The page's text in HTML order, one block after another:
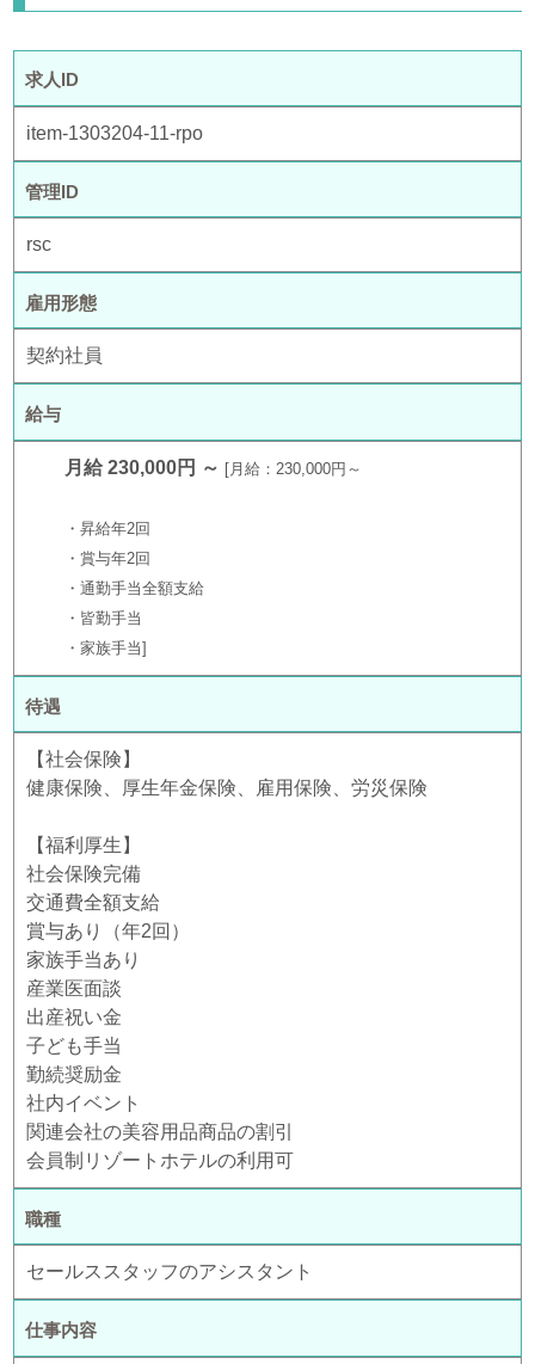
求人ID
item-1303204-11-rpo
管理ID
rsc
雇用形態
契約社員
給与
月給 230,000円 ～ 月給：230,000円～
・昇給年2回
・賞与年2回
・通勤手当全額支給
・皆勤手当
・家族手当
待遇
【社会保険】
健康保険、厚生年金保険、雇用保険、労災保険
【福利厚生】
社会保険完備
交通費全額支給
賞与あり（年2回）
家族手当あり
産業医面談
出産祝い金
子ども手当
勤続奨励金
社内イベント
関連会社の美容用品商品の割引
会員制リゾートホテルの利用可
職種
セールススタッフのアシスタント
仕事内容